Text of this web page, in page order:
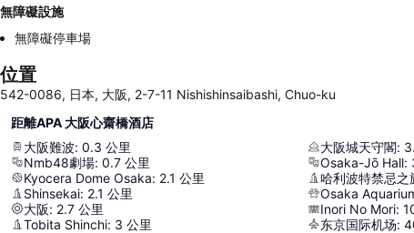
無障礙設施
無障礙停車場
位置
542-0086, 日本, 大阪, 2-7-11 Nishishinsaibashi, Chuo-ku
距離APA 大阪心齋橋酒店
大阪難波: 0.3 公里
Nmb48劇場: 0.7 公里
Kyocera Dome Osaka: 2.1 公里
Shinsekai: 2.1 公里
大阪: 2.7 公里
Tobita Shinchi: 3 公里
大阪城天守閣:
Osaka-Jō Hall:
哈利波特禁忌之
Osaka
Inori No Mori:
东京国际机场: